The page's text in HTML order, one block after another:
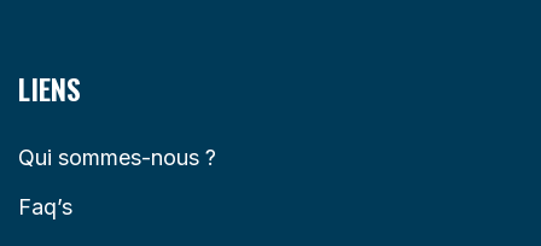
LIENS
Qui sommes-nous ?
Faq’s